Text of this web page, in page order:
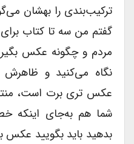
ترکیب‌بندی را بهشان
گفتم من سه تا کتاب برای
مردم و چگونه عکس
نگاه می‌کنید و
عکس تری برت است، منتها
شما هم به‌جای اینکه
بدهید باید بگویید عکس